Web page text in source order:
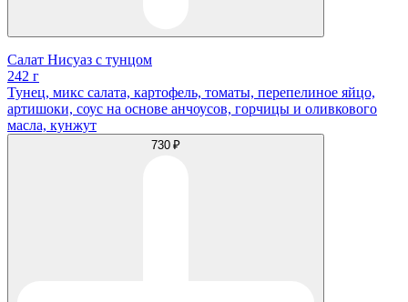
Салат Нисуаз с тунцом
242 г
Тунец, микс салата, картофель, томаты, перепелиное яйцо,
артишоки, соус на основе анчоусов, горчицы и оливкового
масла, кунжут
730 ₽